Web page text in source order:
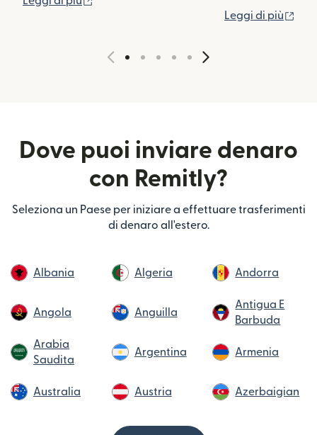
Leggi di più
Dove puoi inviare denaro
con Remitly?
Seleziona un Paese per iniziare a effettuare trasferimenti
di denaro all'estero.
Albania Algeria Andorra
Angola Anguilla
Antigua E
Barbuda
Arabia
Saudita
Argentina Armenia
Australia Austria Azerbaigian